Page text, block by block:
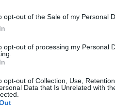
opt-out of the Sale of my Personal
opt-out of processing my Personal
opt-out of Collection, Use,
Data that Is Unrelated with
e mira a fornire un
necessità di un
strategica per attrarre